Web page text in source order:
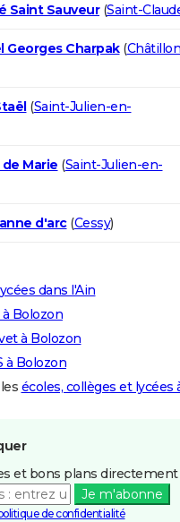
Saint Sauveur(Saint-
Georges Charpak(
(Saint-Julien-en-
Marie (Saint-Julien-en-
d'arc(Cessy)
dans l'Ain
Bolozon
à Bolozon
à Bolozon
écoles, collèges et
et bons plans
Je m'abonne
de confidentialité